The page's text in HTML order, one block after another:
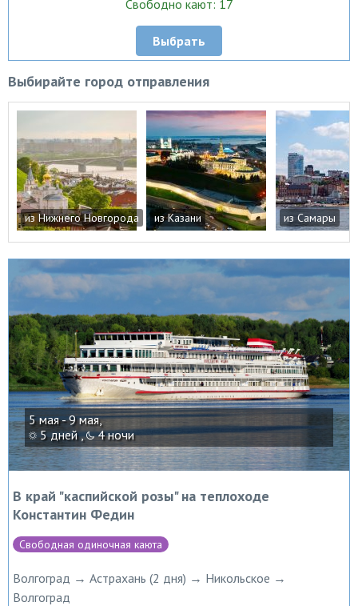
Свободно кают: 17
Выбрать
Выбирайте город отправления
из Нижнего Новгорода из Казани из Самары
5 мая - 9 мая,
5 дней , 4 ночи
В край "каспийской розы" на теплоходе
Константин Федин
Свободная одиночная каюта
Волгоград → Астрахань (2 дня) → Никольское →
Волгоград